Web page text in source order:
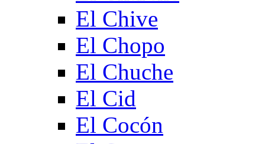
El Chive
El Chopo
El Chuche
El Cid
El Cocón